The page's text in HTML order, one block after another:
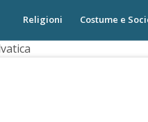
Religioni Costume e